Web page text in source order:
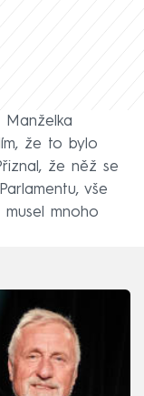
Manželka
že to bylo
že něž se
vše
mnoho